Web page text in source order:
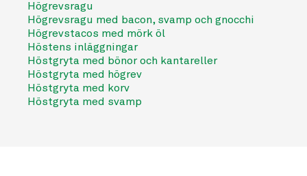
Högrevsragu
Högrevsragu med bacon, svamp och gnocchi
Högrevstacos med mörk öl
Höstens inläggningar
Höstgryta med bönor och kantareller
Höstgryta med högrev
Höstgryta med korv
Höstgryta med svamp